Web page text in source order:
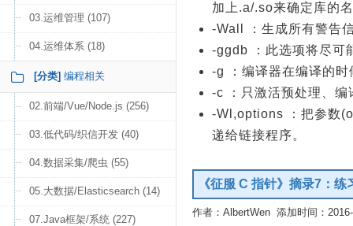
03.运维管理 (107)
04.运维体系 (18)
[分类] 编程相关
02.前端/Vue/Node.js (256)
03.低代码/织信开发 (40)
04.数据采集/爬虫 (55)
05.大数据/Elasticsearch (14)
07.Java框架/系统 (227)
加上.a/.so来确定库的
-Wall ：生成所有警告
-ggdb ：此选项将尽可
-g ：编译器在编译的
-c ：只激活预处理、
-Wl,options ：把参数
递给链接程序。
《征服 C 指针》摘录7：
作者：AlbertWen 添加时间：